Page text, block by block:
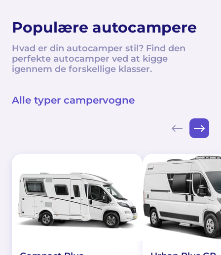
Populære autocampere
Hvad er din autocamper stil? Find den
perfekte autocamper ved at kigge
igennem de forskellige klasser.
Alle typer campervogne